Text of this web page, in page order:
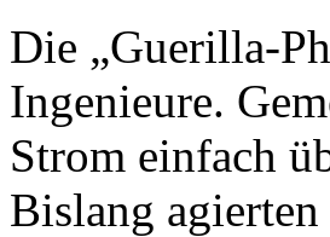
Die „Guerilla-
Ingenieure.
Strom einfach
Bislang